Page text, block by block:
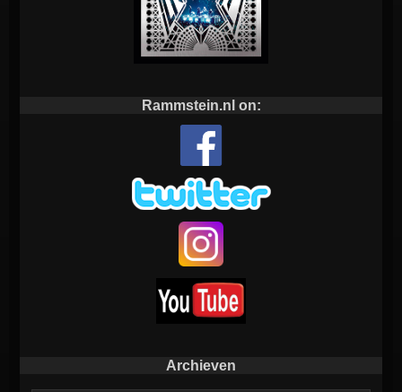
Rammstein.nl on:
Archieven